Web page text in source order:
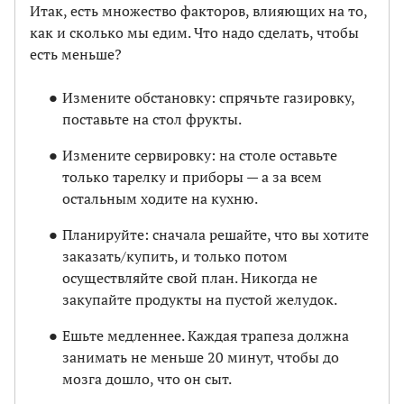
Итак, есть множество факторов, влияющих на то,
как и сколько мы едим. Что надо сделать, чтобы
есть меньше?
Измените обстановку: спрячьте газировку,
поставьте на стол фрукты.
Измените сервировку: на столе оставьте
только тарелку и приборы — а за всем
остальным ходите на кухню.
Планируйте: сначала решайте, что вы хотите
заказать/купить, и только потом
осуществляйте свой план. Никогда не
закупайте продукты на пустой желудок.
Ешьте медленнее. Каждая трапеза должна
занимать не меньше 20 минут, чтобы до
мозга дошло, что он сыт.